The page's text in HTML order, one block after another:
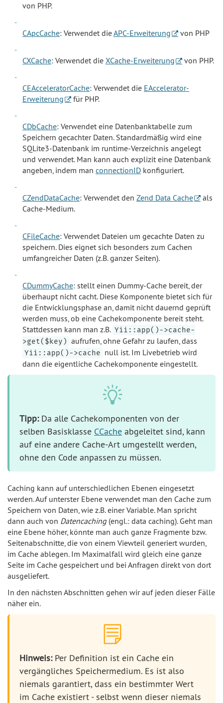
von PHP.
CApcCache: Verwendet dieAPC-Erweiterung von PHP
CXCache: Verwendet die XCache-Erweiterung von PHP.
CEAcceleratorCache: Verwendet die EAccelerator-
Erweiterung
für PHP.
CDbCache: Verwendet eine Datenbanktabelle zum
Speichern gecachter Daten. Standardmäßig wird eine
SQLite3-Datenbank im runtime-Verzeichnis angelegt
und verwendet. Man kann auch explizit eine Datenbank
angeben, indem man connectionID konfiguriert.
CZendDataCache: Verwendet den Zend Data Cache
als
Cache-Medium.
CFileCache: Verwendet Dateien um gecachte Daten zu
speichern. Dies eignet sich besonders zum Cachen
umfangreicher Daten (z.B. ganzer Seiten).
CDummyCache: stellt einen Dummy-Cache bereit, der
überhaupt nicht cacht. Diese Komponente bietet sich für
die Entwicklungsphase an, damit nicht dauernd geprüft
werden muss, ob eine Cachekomponente bereit steht.
Stattdessen kann man z.B. Yii::app()->cache-
>get($key) aufrufen, ohne Gefahr zu laufen, dass
Yii::app()->cache null ist. Im Livebetrieb wird
dann die eigentliche Cachekomponente eingestellt.
Tipp:Da alle Cachekomponenten von der
selben Basisklasse CCache abgeleitet sind, kann
auf eine andere Cache-Art umgestellt werden,
ohne den Code anpassen zu müssen.
Caching kann auf unterschiedlichen Ebenen eingesetzt
werden. Auf unterster Ebene verwendet man den Cache zum
Speichern von Daten, wie z.B. einer Variable. Man spricht
dann auch von Datencaching(engl.: data caching). Geht man
eine Ebene höher, könnte man auch ganze Fragmente bzw.
Seitenabschnitte, die von einem Viewteil generiert wurden,
im Cache ablegen. Im Maximalfall wird gleich eine ganze
Seite im Cache gespeichert und bei Anfragen direkt von dort
ausgeliefert.
In den nächsten Abschnitten gehen wir auf jeden dieser Fälle
näher ein.
Hinweis:Per Definition ist ein Cache ein
vergängliches Speichermedium. Es ist also
niemals garantiert, dass ein bestimmter Wert
im Cache existiert - selbst wenn dieser niemals